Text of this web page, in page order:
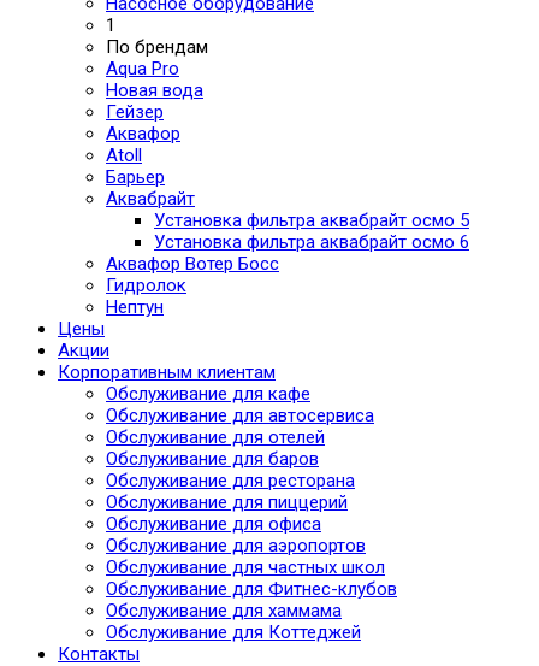
1
По брендам
Aqua Pro
Новая вода
Гейзер
Аквафор
Atoll
Барьер
Аквабрайт
Установка фильтра аквабрайт осмо 5
Установка фильтра аквабрайт осмо 6
Аквафор Вотер Босс
Гидролок
Нептун
Цены
Акции
Корпоративным клиентам
Обслуживание для кафе
Обслуживание для автосервиса
Обслуживание для отелей
Обслуживание для баров
Обслуживание для ресторана
Обслуживание для пиццерий
Обслуживание для офиса
Обслуживание для аэропортов
Обслуживание для частных школ
Обслуживание для Фитнес-клубов
Обслуживание для хаммама
Обслуживание для Коттеджей
Контакты